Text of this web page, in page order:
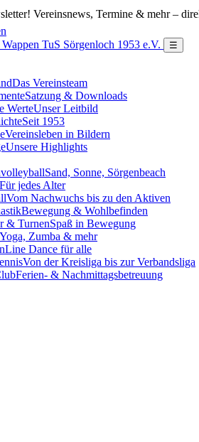
Vereinsnews, Termine & mehr –
TuS Sörgenloch 1953 e.V.
☰
Das Vereinsteam
Satzung & Downloads
WerteUnser Leitbild
Seit 1953
Vereinsleben in Bildern
Unsere Highlights
Sand, Sonne, Sörgenbeach
Für jedes Alter
Vom Nachwuchs bis zu den Aktiven
Bewegung & Wohlbefinden
& TurnenSpaß in Bewegung
Yoga, Zumba & mehr
Line Dance für alle
Von der Kreisliga bis zur Verbandsliga
Ferien- & Nachmittagsbetreuung